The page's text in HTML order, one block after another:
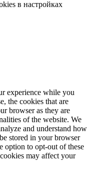
в настройках
experience while you
the cookies that are
browser as they are
of the website. We
and understand how
stored in your browser
option to opt-out of these
may affect your